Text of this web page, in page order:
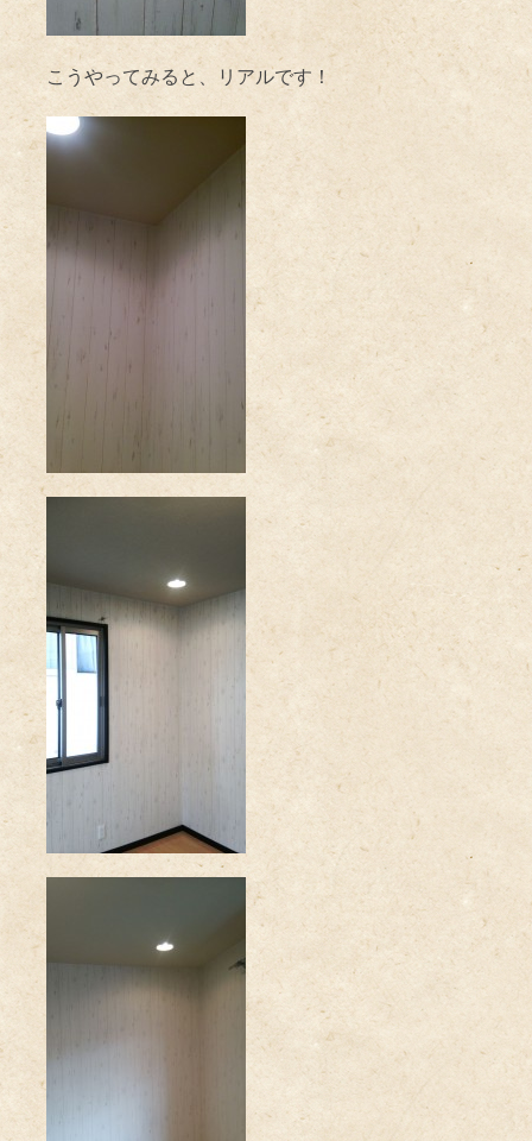
こうやってみると、リアルです！